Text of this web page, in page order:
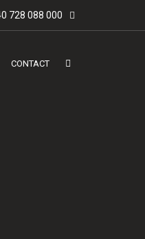
728 088 000
CONTACT